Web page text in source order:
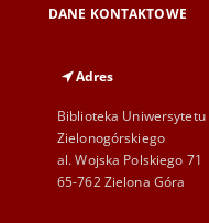
DANE KONTAKTOWE
Adres
Biblioteka Uniwersytetu
Zielonogórskiego
al. Wojska Polskiego 71
65-762 Zielona Góra